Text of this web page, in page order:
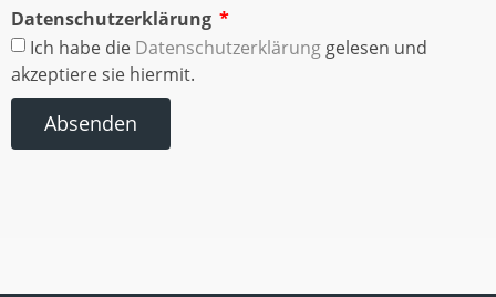
Datenschutzerklärung
Ich habe die Datenschutzerklärung gelesen und
akzeptiere sie hiermit.
Absenden